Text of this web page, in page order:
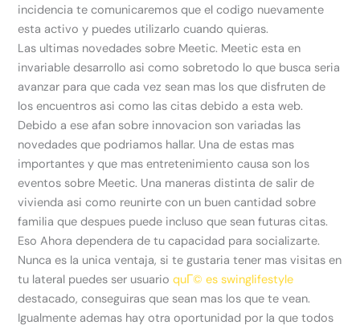
incidencia te comunicaremos que el codigo nuevamente
esta activo y puedes utilizarlo cuando quieras.
Las ultimas novedades sobre Meetic. Meetic esta en
invariable desarrollo asi­ como sobretodo lo que busca seri­a
avanzar para que cada vez sean mas los que disfruten de
los encuentros asi­ como las citas debido a esta web.
Debido a ese afan sobre innovacion son variadas las
novedades que podri­amos hallar. Una de estas mas
importantes y que mas entretenimiento causa son los
eventos sobre Meetic. Una maneras distinta de salir de
vivienda asi­ como reunirte con un buen cantidad sobre
familia que despues puede incluso que sean futuras citas.
Eso Ahora dependera de tu capacidad para socializarte.
Nunca es la unica ventaja, si te gustaria tener mas visitas en
tu lateral puedes ser usuarioquГ© es swinglifestyle
destacado, conseguiras que sean mas los que te vean.
Igualmente ademas hay otra oportunidad por la que todos